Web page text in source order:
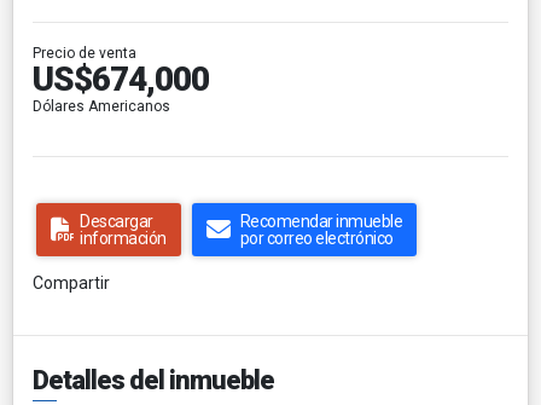
Precio de venta
US$674,000
Dólares Americanos
Descargar
información
Recomendar inmueble
por correo electrónico
Compartir
Detalles del inmueble